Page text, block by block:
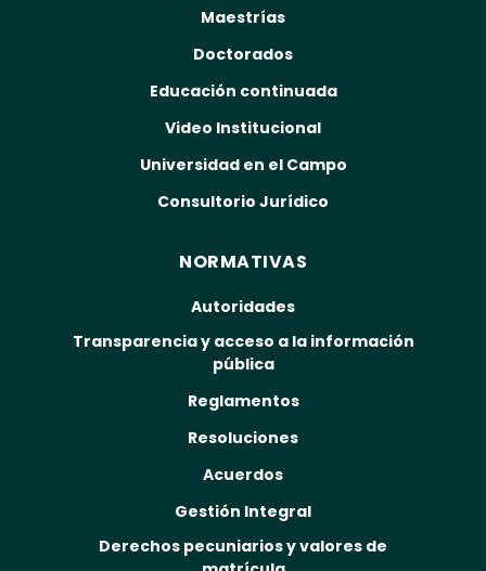
Maestrías
Doctorados
Educación continuada
Video Institucional
Universidad en el Campo
Consultorio Jurídico
NORMATIVAS
Autoridades
Transparencia y acceso a la información
pública
Reglamentos
Resoluciones
Acuerdos
Gestión Integral
Derechos pecuniarios y valores de